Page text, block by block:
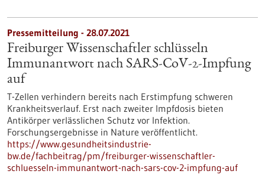
Pressemitteilung - 28.07.2021
Freiburger Wissenschaftler schlüsseln
Immunantwort nach SARS-CoV-2-Impfung
auf
T-Zellen verhindern bereits nach Erstimpfung schweren
Krankheitsverlauf. Erst nach zweiter Impfdosis bieten
Antikörper verlässlichen Schutz vor Infektion.
Forschungsergebnisse in Nature veröffentlicht.
https://www.gesundheitsindustrie-
bw.de/fachbeitrag/pm/freiburger-wissenschaftler-
schluesseln-immunantwort-nach-sars-cov-2-impfung-auf